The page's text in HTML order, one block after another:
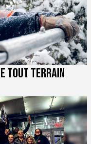
tout terrain